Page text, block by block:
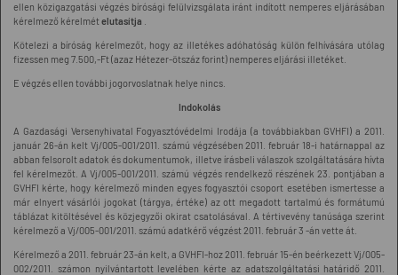
ellen közigazgatási végzés bírósági felülvizsgálata iránt indított nemperes eljárásában
kérelmező kérelmételutasítja
Kötelezi a bíróság kérelmezőt, hogy az illetékes adóhatóság külön felhívására utólag
fizessen meg 7.500,-Ft (azaz Hétezer-ötszáz forint) nemperes eljárási illetéket.
E végzés ellen további jogorvoslatnak helye nincs.
Indokolás
A Gazdasági Versenyhivatal Fogyasztóvédelmi Irodája (a továbbiakban GVHFI) a 2011.
január 26-án kelt Vj/005-001/2011. számú végzésében 2011. február 18-i határnappal az
abban felsorolt adatok és dokumentumok, illetve írásbeli válaszok szolgáltatására hívta
fel kérelmezőt. A Vj/005-001/2011. számú végzés rendelkező részének 23. pontjában a
GVHFI kérte, hogy kérelmező minden egyes fogyasztói csoport esetében ismertesse a
már elnyert vásárlói jogokat (tárgya, értéke) az ott megadott tartalmú és formátumú
táblázat kitöltésével és közjegyzői okirat csatolásával. A tértivevény tanúsága szerint
kérelmező a Vj/005-001/2011. számú adatkérő végzést 2011. február 3 -án vette át.
Kérelmező a 2011. február 23-án kelt, a GVHFI-hoz 2011. február 15-én beérkezett Vj/005-
002/2011. számon nyilvántartott levelében kérte az adatszolgáltatási határidő 2011.